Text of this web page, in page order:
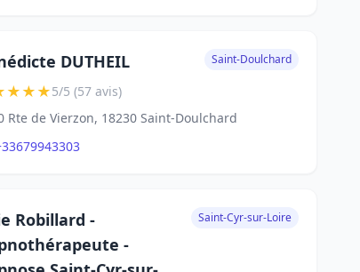
DUTHEIL Saint-Doulchard
★★★5/5 (57 avis)
Rte de Vierzon, 18230 Saint-Doulchard
Robillard -
-
Saint-Cyr-sur-Loire